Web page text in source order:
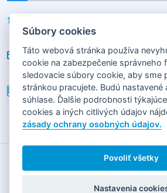
Horná 30, Šaľa 927 01,
E-mail
Telefón
+(421) 903 856
HÁDZANÁRSKY KLUB SLOVAN
GDPR|COOKIES
Súbory cookies
Táto webová stránka používa
cookie na zabezpečenie správneho
sledovacie súbory cookie, aby sme
stránkou pracujete. Budú nastavené
súhlase. Ďalšie podrobnosti
cookies a iných citlivých údajov
zásady ochrany osobných údajov.
Povoliť všetky
Nastavenia